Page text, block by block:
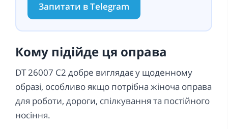
Запитати в Telegram
Кому підійде ця оправа
DT 26007 C2 добре виглядає у щоденному
образі, особливо якщо потрібна жіноча оправа
для роботи, дороги, спілкування та постійного
носіння.